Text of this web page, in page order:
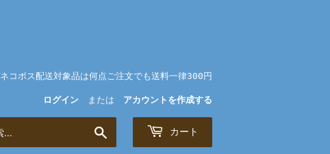
ネコポス配送対象品は何点ご注文でも送料一律300円
ログイン または アカウントを作成する
索
カート